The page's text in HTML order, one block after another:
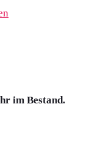
im Bestand.